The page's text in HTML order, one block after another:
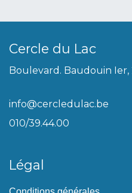
Cercle du Lac
Boulevard. Baudouin Ier,
info@cercledulac.be
010/39.44.00
Légal